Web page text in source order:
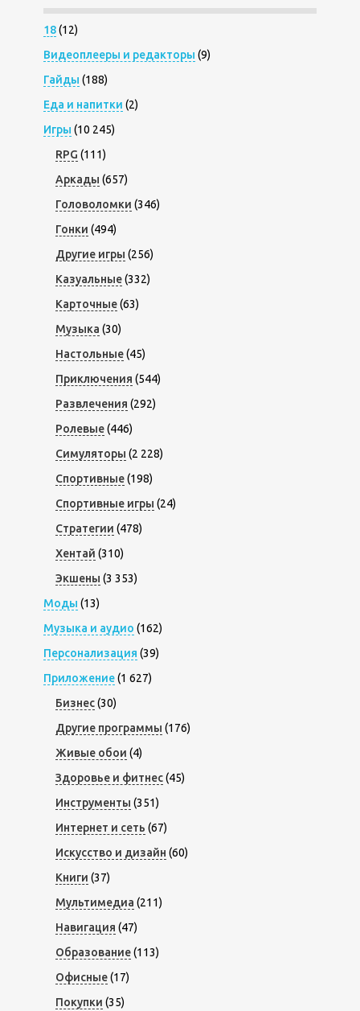
18(12)
Видеоплееры и редакторы (9)
Гайды (188)
Еда и напитки (2)
Игры (10 245)
RPG (111)
Аркады (657)
Головоломки (346)
Гонки (494)
Другие игры (256)
Казуальные(332)
Карточные(63)
Музыка (30)
Настольные(45)
Приключения (544)
Развлечения (292)
Ролевые(446)
Симуляторы (2 228)
Спортивные(198)
Спортивные игры (24)
Стратегии (478)
Хентай (310)
Экшены (3 353)
Моды (13)
Музыка и аудио (162)
Персонализация (39)
Приложение(1 627)
Бизнес(30)
Другие программы (176)
Живые обои (4)
Здоровье и фитнес(45)
Инструменты (351)
Интернет и сеть (67)
Искусство и дизайн (60)
Книги (37)
Мультимедиа (211)
Навигация (47)
Образование(113)
Офисные(17)
Покупки (35)